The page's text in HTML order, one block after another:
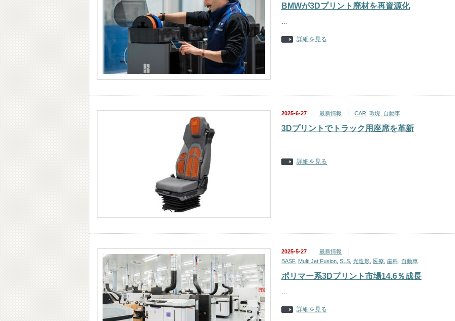
BMWが3Dプリント廃材を再資源化
…
詳細を見る
2025-6-27 最新情報 CAR 環境 自動車
3Dプリントでトラック用座席を革新
…
詳細を見る
2025-5-27
最新情報
BASF, Multi Jet Fusion SLS 光造形 医療 歯科 自動車
ポリマー系3Dプリント市場14.6％成長
…
詳細を見る